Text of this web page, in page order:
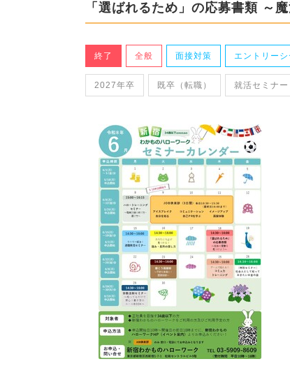
「選ばれるため」の応募書類 ～
終了 全般 面接対策 エントリー
2027年卒 既卒（転職） 就活セミナー